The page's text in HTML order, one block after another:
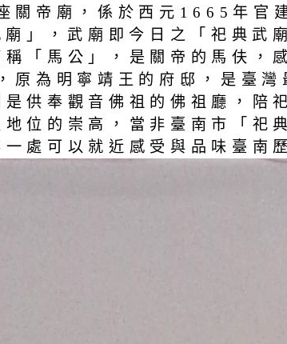
關帝廟，係於西元1665年官
」，武廟即今日之「祀典武
「馬公」，是關帝的馬伕，
為明寧靖王的府邸，是臺灣
供奉觀音佛祖的佛祖廳，陪
位的崇高，當非臺南市「祀
處可以就近感受與品味臺南